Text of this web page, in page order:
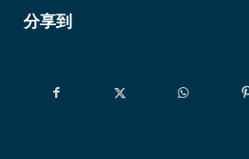
分享到